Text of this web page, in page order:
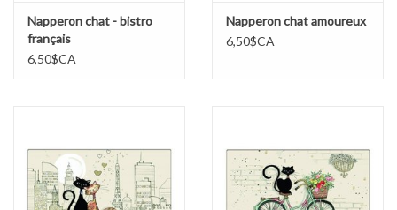
Napperon chat - bistro
français
6,50$CA
Napperon chat amoureux
6,50$CA